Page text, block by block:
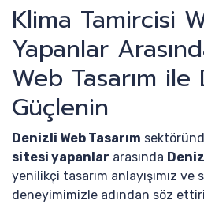
Klima Tamircisi
Yapanlar
Web Tasarım
Güçlenin
Denizli Web Tasarım
sitesi yapanlar arasında
yenilikçi tasarım anlayışımız ve
deneyimimizle adından söz